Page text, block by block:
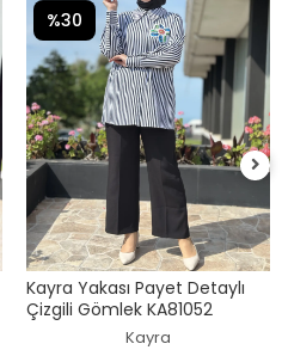
Kayra Yakası Payet Detaylı
Çizgili Gömlek KA81052
Kayra
%30